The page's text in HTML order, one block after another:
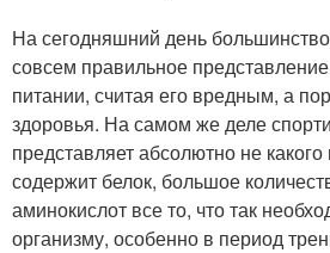
На сегодняшний день
совсем правильное
питании, считая его вредным, а
здоровья. На самом же деле
представляет абсолютно не
содержит белок, большое
аминокислот все то, что так
организму, особенно в период